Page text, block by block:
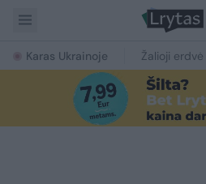
Karas Ukrainoje Žalioji erdvė